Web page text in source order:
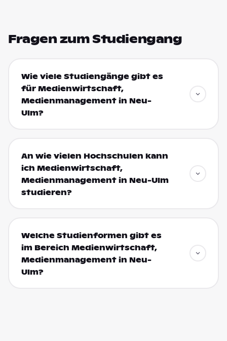
Fragen zum Studiengang
Wie viele Studiengänge gibt es
für Medienwirtschaft,
Medienmanagement in Neu-
Ulm?
An wie vielen Hochschulen kann
ich Medienwirtschaft,
Medienmanagement in Neu-Ulm
studieren?
Welche Studienformen gibt es
im Bereich Medienwirtschaft,
Medienmanagement in Neu-
Ulm?